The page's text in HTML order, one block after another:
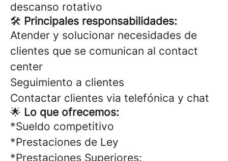
descanso rotativo
🛠 Principales responsabilidades:
Atender y solucionar necesidades de
clientes que se comunican al contact
center
Seguimiento a clientes
Contactar clientes via telefónica y chat
🌟 Lo que ofrecemos:
*Sueldo competitivo
*Prestaciones de Ley
*Prestaciones Superiores: